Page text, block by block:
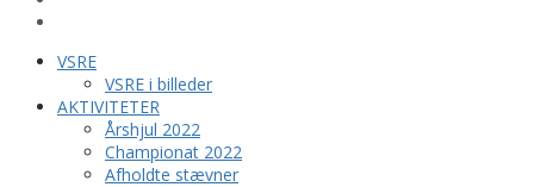
VSRE
VSRE i billeder
AKTIVITETER
Årshjul 2022
Championat 2022
Afholdte stævner